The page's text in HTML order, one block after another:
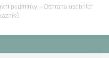
podmínky– Ochrana osobních